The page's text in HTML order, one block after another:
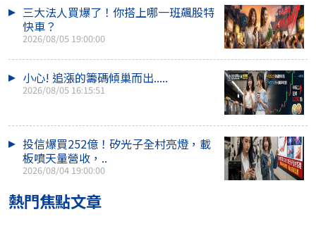
三大法人買爆了！你搭上哪一班飆股特
快車？
2026/08/05 19:00:00
小心! 追漲的籌碼傾巢而出.....
2026/08/05 16:15:51
投信爆買252億！矽光子全村亮燈，載
板噴天量營收，..
2026/08/04 19:00:00
熱門焦點文章